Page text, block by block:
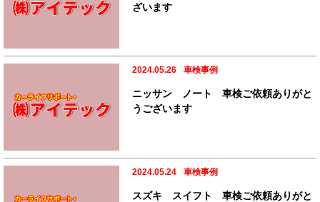
ざいます
2024.05.26 車検事例
ニッサン ノート 車検ご依頼ありがと
うございます
2024.05.24 車検事例
スズキ スイフト 車検ご依頼ありがと